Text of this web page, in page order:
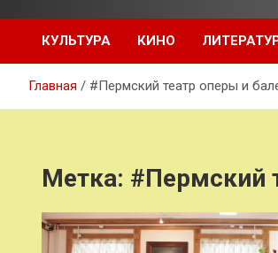
КУЛЬТУРА КИНО
Главная #Пермский театр оперы и
Метка: #Пермский